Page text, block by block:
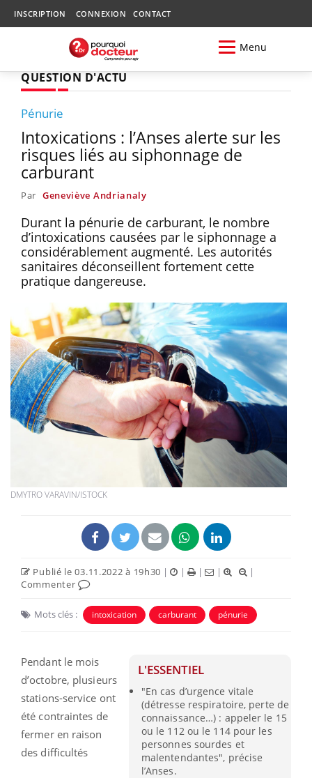
INSCRIPTION CONNEXION CONTACT
Menu
QUESTION D'ACTU
Pénurie
Intoxications : l’Anses alerte sur les
risques liés au siphonnage de
carburant
Par Geneviève Andrianaly
Durant la pénurie de carburant, le nombre
d’intoxications causées par le siphonnage a
considérablement augmenté. Les autorités
sanitaires déconseillent fortement cette
pratique dangereuse.
DMYTRO VARAVIN/ISTOCK
Publié le 03.11.2022 à 19h30 | | | |
|
Commenter
Mots clés : intoxication carburant pénurie
L'ESSENTIEL
"En cas d’urgence vitale
(détresse respiratoire, perte de
connaissance…) : appeler le 15
ou le 112 ou le 114 pour les
personnes sourdes et
malentendantes", précise
l’Anses.
Pendant le mois
d’octobre, plusieurs
stations-service ont
été contraintes de
fermer en raison
des difficultés